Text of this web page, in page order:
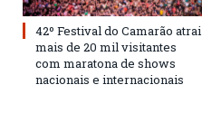
42º Festival do Camarão atrai
mais de 20 mil visitantes
com maratona de shows
nacionais e internacionais